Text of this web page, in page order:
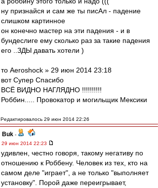
ну признайся и сам же ты писАл - падение
слишком картинное
он конечно мастер на эти падения - и в
бундеслиге ему сколько раз за такие падения
его ..ЗДЫ давать хотели )
то Aeroshock » 29 июн 2014 23:18
вот Супер Спасибо
ВСЁ ВИДНО НАГЛЯДНО !!!!!!!!!!
Роббин..... Провокатор и могильщик Мексики
Редактировалось 29 июн 2014 22:26
Buk -
29 июн 2014 22:23
удивлен, честно говоря, такому негативу по
отношению к Роббену. Человек из тех, кто на
самом деле "играет", а не только "выполняет
установку". Порой даже переигрывает,